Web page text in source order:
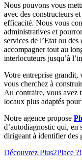
Nous pouvons vous
avec des constructeurs
efficacité. Nous vous
administratives et
services de l’Etat ou
accompagner tout au
interlocuteurs jusqu’à
Votre entreprise grandit,
vous cherchez à
Au contraire, vous avez
locaux plus adaptés
Notre agence propose
d’autodiagnostic qui, en
dirigeant à identifier des
Découvrez Plus2Place ?!